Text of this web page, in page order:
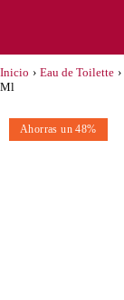
Inicio › Eau de Toilette ›
Ml
Ahorras un 48%